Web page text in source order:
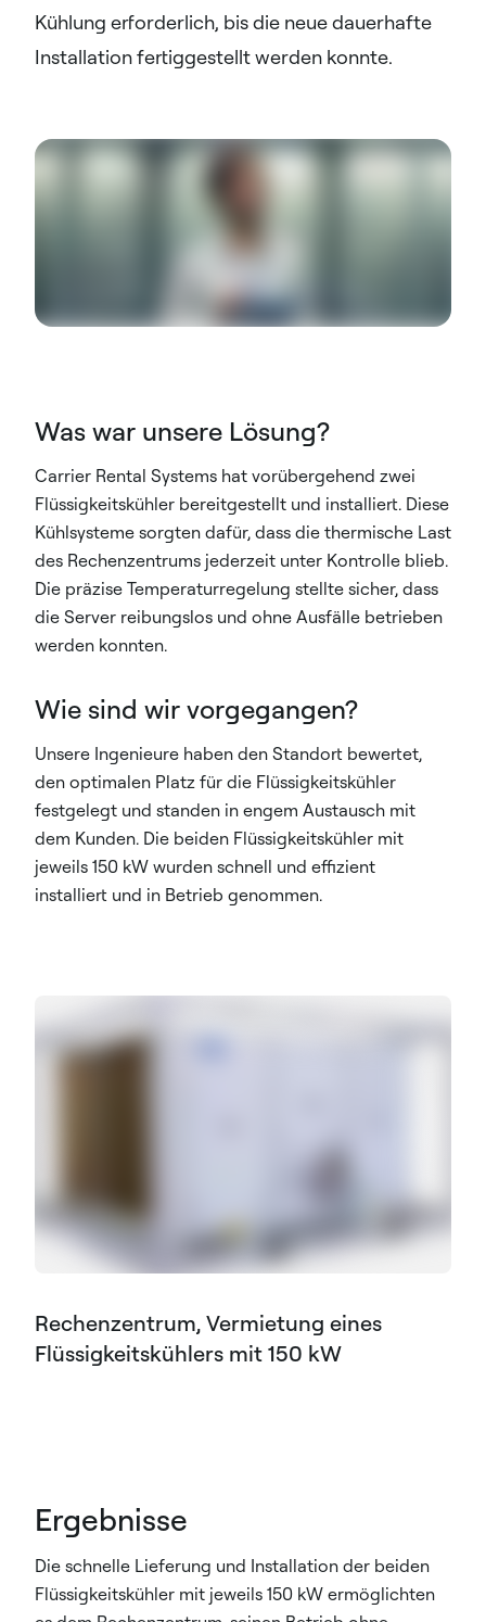
Kühlung erforderlich, bis die neue dauerhafte
Installation fertiggestellt werden konnte.
Was war unsere Lösung?
Carrier Rental Systems hat vorübergehend zwei
Flüssigkeitskühler bereitgestellt und installiert. Diese
Kühlsysteme sorgten dafür, dass die thermische Last
des Rechenzentrums jederzeit unter Kontrolle blieb.
Die präzise Temperaturregelung stellte sicher, dass
die Server reibungslos und ohne Ausfälle betrieben
werden konnten.
Wie sind wir vorgegangen?
Unsere Ingenieure haben den Standort bewertet,
den optimalen Platz für die Flüssigkeitskühler
festgelegt und standen in engem Austausch mit
dem Kunden. Die beiden Flüssigkeitskühler mit
jeweils 150 kW wurden schnell und effizient
installiert und in Betrieb genommen.
Rechenzentrum, Vermietung eines
Flüssigkeitskühlers mit 150 kW
Ergebnisse
Die schnelle Lieferung und Installation der beiden
Flüssigkeitskühler mit jeweils 150 kW ermöglichten